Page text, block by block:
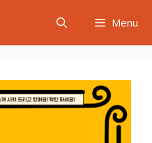
Menu